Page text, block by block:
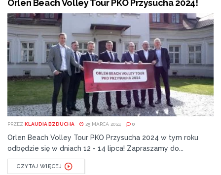
Orlen Beach Volley Tour PKO Przysucha 2024!
PRZEZ KLAUDIA BZDUCHA 25 MARCA 2024 0
Orlen Beach Volley Tour PKO Przysucha 2024 w tym roku
odbędzie się w dniach 12 - 14 lipca! Zapraszamy do...
CZYTAJ WIĘCEJ